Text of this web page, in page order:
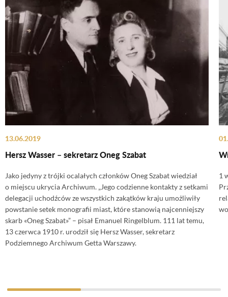
13.06.2019
Hersz Wasser – sekretarz Oneg Szabat
Jako jedyny z trójki ocalałych członków Oneg Szabat wiedział
o miejscu ukrycia Archiwum. „Jego codzienne kontakty z setkami
delegacji uchodźców ze wszystkich zakątków kraju umożliwiły
powstanie setek monografii miast, które stanowią najcenniejszy
skarb «Oneg Szabat»” – pisał Emanuel Ringelblum. 111 lat temu,
13 czerwca 1910 r. urodził się Hersz Wasser, sekretarz
Podziemnego Archiwum Getta Warszawy.
1